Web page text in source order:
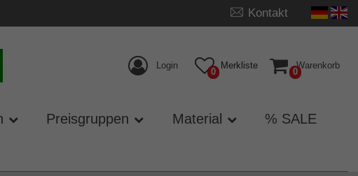
Kontakt
Login
0
Merkliste
0
Warenkorb
Preisgruppen Material % SALE